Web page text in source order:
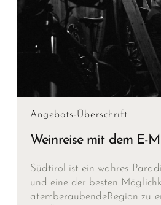
Angebots-Überschrift
Weinreise mit dem E-
Südtirol ist ein wahres
und eine der besten
atemberaubendeRegion zu